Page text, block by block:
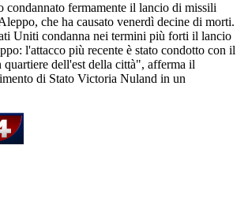
fermamente il lancio di missili
che ha causato venerdì decine di morti.
Uniti condanna nei termini più forti il lancio
l'attacco più recente è stato condotto con il
quartiere dell'est della città", afferma il
di Stato Victoria Nuland in un